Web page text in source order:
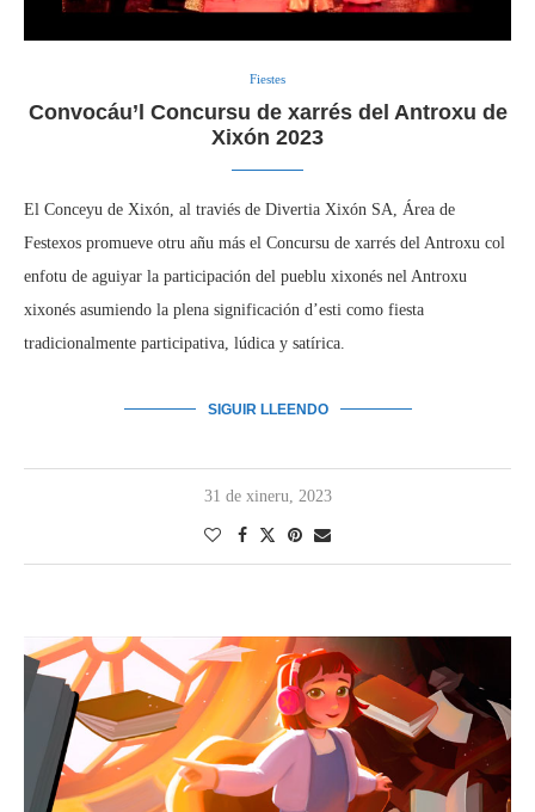
Fiestes
Convocáu’l Concursu de xarrés del Antroxu de
Xixón 2023
El Conceyu de Xixón, al traviés de Divertia Xixón SA, Área de
Festexos promueve otru añu más el Concursu de xarrés del Antroxu col
enfotu de aguiyar la participación del pueblu xixonés nel Antroxu
xixonés asumiendo la plena significación d’esti como fiesta
tradicionalmente participativa, lúdica y satírica.
SIGUIR LLEENDO
31 de xineru, 2023